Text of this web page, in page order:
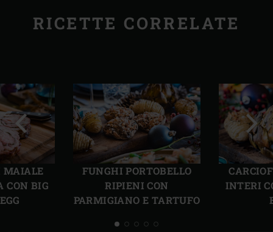
RICETTE CORRELATE
MAIALE
CON BIG
FUNGHI PORTOBELLO
RIPIENI CON
PARMIGIANO E TARTUFO
INTERI
Precedente